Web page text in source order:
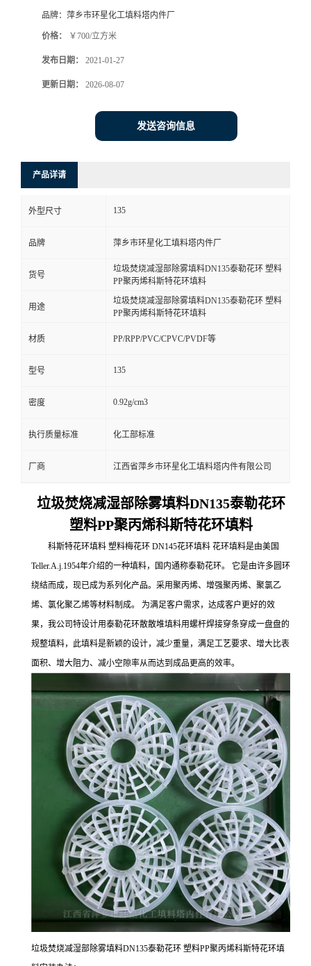
品牌： 萍乡市环星化工填料塔内件厂
价格： ￥700/立方米
发布日期： 2021-01-27
更新日期： 2026-08-07
发送咨询信息
产品详请
外型尺寸 135
品牌 萍乡市环星化工填料塔内件厂
货号
垃圾焚烧减湿部除雾填料DN135泰勒花环 塑料
PP聚丙烯科斯特花环填料
用途
垃圾焚烧减湿部除雾填料DN135泰勒花环 塑料
PP聚丙烯科斯特花环填料
材质 PP/RPP/PVC/CPVC/PVDF等
型号 135
密度 0.92g/cm3
执行质量标准 化工部标准
厂商 江西省萍乡市环星化工填料塔内件有限公司
垃圾焚烧减湿部除雾填料DN135泰勒花环
塑料PP聚丙烯科斯特花环填料
科斯特花环填料 塑料梅花环 DN145花环填料 花环填料是由美国
Teller.A.j.1954年介绍的一种填料，国内通称泰勒花环。 它是由许多圆环
绕结而成，现已成为系列化产品。采用聚丙烯、增强聚丙烯、聚氯乙
烯、氯化聚乙烯等材料制成。 为满足客户需求，达成客户更好的效
果，我公司特设计用泰勒花环散散堆填料用螺杆焊接穿条穿成一盘盘的
规整填料，此填料是新颖的设计，减少重量，满足工艺要求、增大比表
面积、增大阻力、减小空隙率从而达到成品更高的效率。
垃圾焚烧减湿部除雾填料DN135泰勒花环 塑料PP聚丙烯科斯特花环填